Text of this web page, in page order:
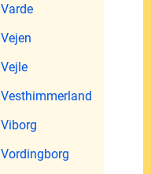
Varde
Vejen
Vejle
Vesthimmerland
Viborg
Vordingborg